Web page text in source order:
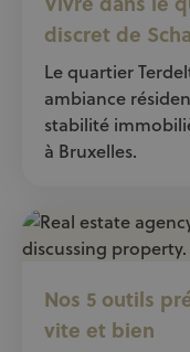
discret de
Le quartier
ambiance
stabilité
à Bruxelles.
Nos 5 outils
vite et bien